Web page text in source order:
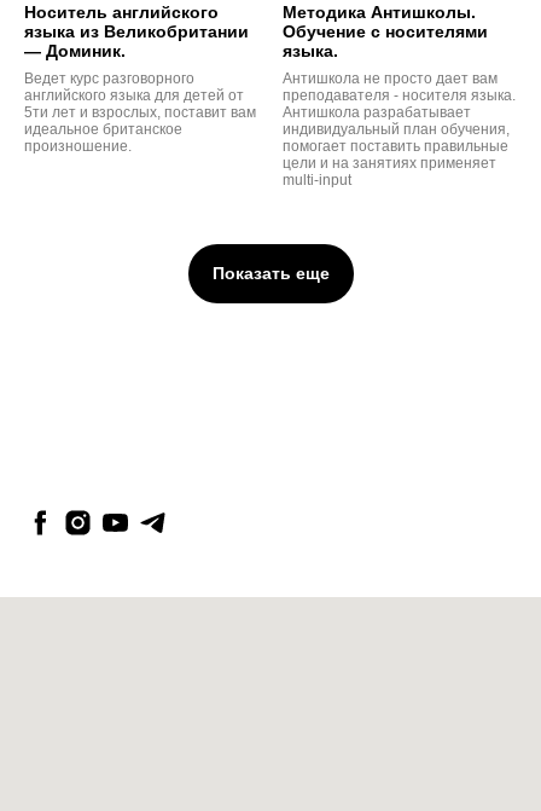
Носитель английского
языка из Великобритании
— Доминик.
Ведет курс разговорного
английского языка для детей от
5ти лет и взрослых, поставит вам
идеальное британское
произношение.
Методика Антишколы.
Обучение с носителями
языка.
Антишкола не просто дает вам
преподавателя - носителя языка.
Антишкола разрабатывает
индивидуальный план обучения,
помогает поставить правильные
цели и на занятиях применяет
multi-input
Показать еще